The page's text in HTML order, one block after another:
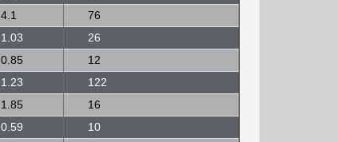
4.1
76
1.03
26
0.85
12
1.23
122
1.85
16
0.59
10